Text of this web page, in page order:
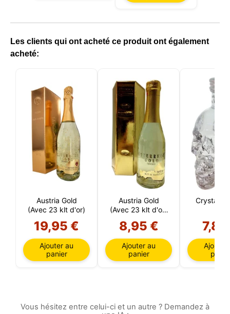
Les clients qui ont acheté ce produit ont également
acheté:
Austria Gold
(Avec 23 klt d'or)
19,95 €
Ajouter au
panier
Austria Gold
(Avec 23 klt d'or)
8,95 €
Ajouter au
panier
Crystal
Ajouter
Vous hésitez entre celui-ci et un autre ? Demandez à